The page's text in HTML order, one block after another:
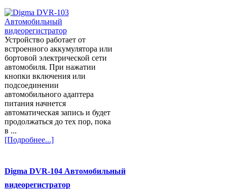
Устройство работает от
встроенного аккумулятора или
бортовой электрической сети
автомобиля. При нажатии
кнопки включения или
подсоединении
автомобильного адаптера
питания начнется
автоматическая запись и будет
продолжаться до тех пор, пока
в ...
[Подробнее...]
Digma DVR-104 Автомобильный
видеорегистратор